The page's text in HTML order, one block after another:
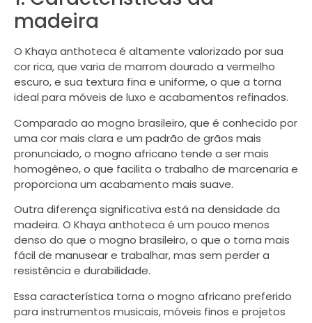
madeira
O Khaya anthoteca é altamente valorizado por sua
cor rica, que varia de marrom dourado a vermelho
escuro, e sua textura fina e uniforme, o que a torna
ideal para móveis de luxo e acabamentos refinados.
Comparado ao mogno brasileiro, que é conhecido por
uma cor mais clara e um padrão de grãos mais
pronunciado, o mogno africano tende a ser mais
homogêneo, o que facilita o trabalho de marcenaria e
proporciona um acabamento mais suave.
Outra diferença significativa está na densidade da
madeira. O Khaya anthoteca é um pouco menos
denso do que o mogno brasileiro, o que o torna mais
fácil de manusear e trabalhar, mas sem perder a
resistência e durabilidade.
Essa característica torna o mogno africano preferido
para instrumentos musicais, móveis finos e projetos